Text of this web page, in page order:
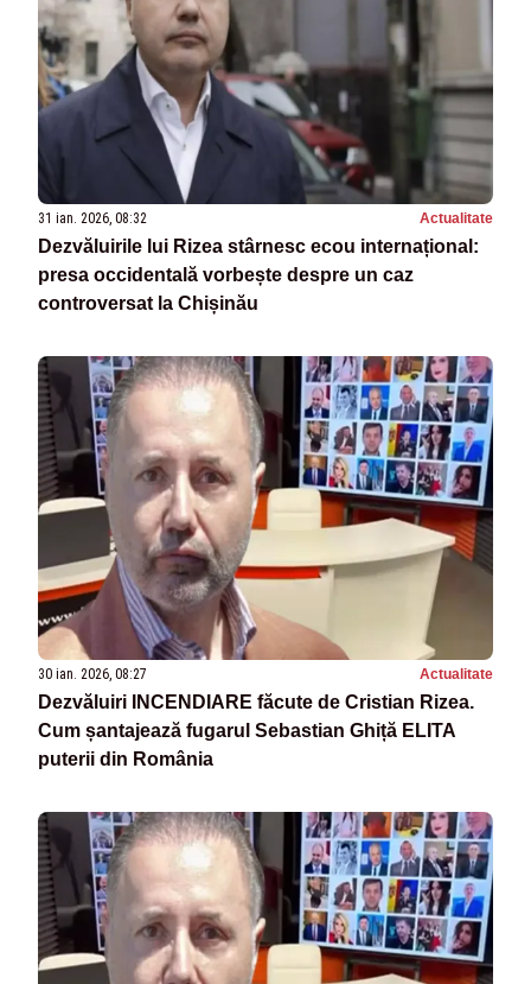
31 ian. 2026, 08:32 Actualitate
Dezvăluirile lui Rizea stârnesc ecou internațional:
presa occidentală vorbește despre un caz
controversat la Chișinău
30 ian. 2026, 08:27 Actualitate
Dezvăluiri INCENDIARE făcute de Cristian Rizea.
Cum șantajează fugarul Sebastian Ghiță ELITA
puterii din România